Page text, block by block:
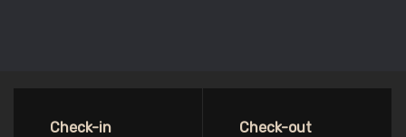
Check-in Check-out